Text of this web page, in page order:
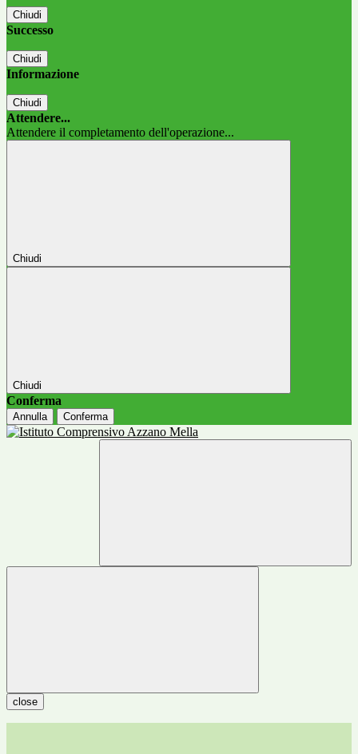
Chiudi
Successo
Chiudi
Informazione
Chiudi
Attendere...
Attendere il completamento dell'operazione...
Chiudi
Chiudi
Conferma
Annulla Conferma
close